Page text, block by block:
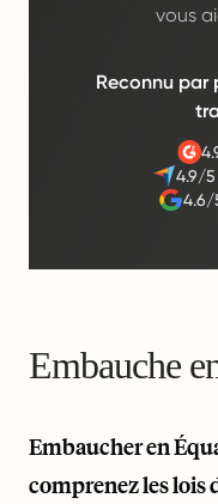
vous
Reconnu par
4.9/
4.6/
Embauche
Embaucher en
comprenez les lois